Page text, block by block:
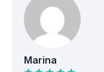
Marina